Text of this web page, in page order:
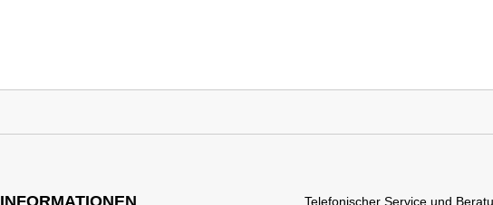
INFORMATIONEN Telefonischer Service und